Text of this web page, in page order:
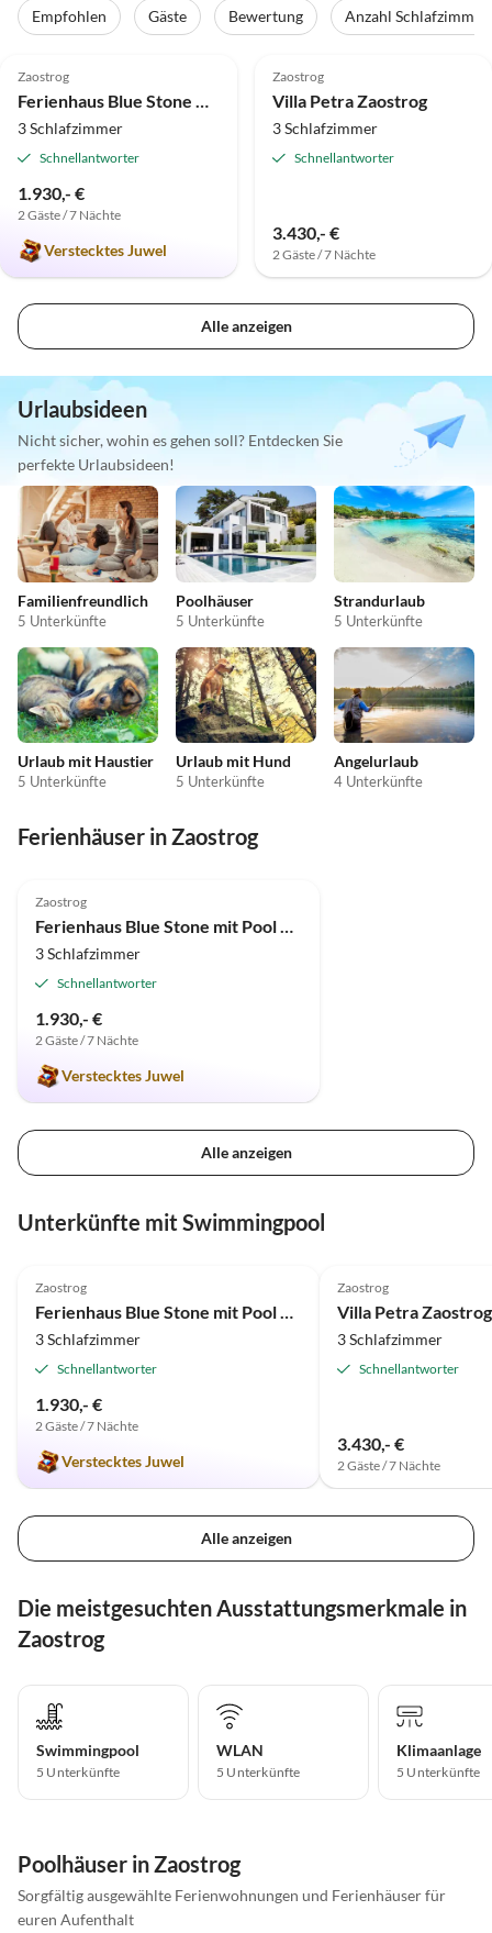
Empfohlen Gäste Bewertung
Anzahl Schlafzimmer
Zaostrog
Ferienhaus Blue Stone mit Pool und Garten
3 Schlafzimmer
Schnellantworter
1.930,- €
2 Gäste / 7 Nächte
Verstecktes Juwel
Zaostrog
Villa Petra Zaostrog
3 Schlafzimmer
Schnellantworter
3.430,- €
2 Gäste / 7 Nächte
Alle anzeigen
Urlaubsideen
Nicht sicher, wohin es gehen soll? Entdecken Sie
perfekte Urlaubsideen!
Familienfreundlich
5 Unterkünfte
Poolhäuser
5 Unterkünfte
Strandurlaub
5 Unterkünfte
Urlaub mit Haustier
5 Unterkünfte
Urlaub mit Hund
5 Unterkünfte
Angelurlaub
4 Unterkünfte
Ferienhäuser in Zaostrog
Zaostrog
3 Schlafzimmer
Schnellantworter
1.930,- €
2 Gäste / 7 Nächte
Verstecktes Juwel
Alle anzeigen
Unterkünfte mit Swimmingpool
Zaostrog
Ferienhaus Blue Stone mit Pool und Garten
3 Schlafzimmer
Schnellantworter
1.930,- €
2 Gäste / 7 Nächte
Verstecktes Juwel
Zaostrog
Villa Petra Zaostrog
3 Schlafzimmer
Schnellantworter
3.430,- €
2 Gäste / 7 Nächte
Alle anzeigen
Die meistgesuchten Ausstattungsmerkmale in
Zaostrog
Swimmingpool
5 Unterkünfte
WLAN
5 Unterkünfte
Klimaanlage
5 Unterkünfte
Poolhäuser in Zaostrog
Sorgfältig ausgewählte Ferienwohnungen und Ferienhäuser für
euren Aufenthalt